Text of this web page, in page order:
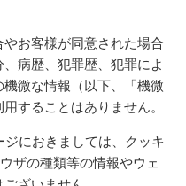
お客様が同意された場合
病歴、犯罪歴、犯罪によ
微な情報（以下、「機微
することはありません。
におきましては、クッキ
ザの種類等の情報やウェ